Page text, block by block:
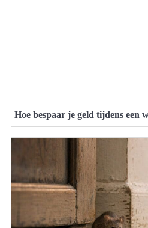
Hoe bespaar je geld tijdens een